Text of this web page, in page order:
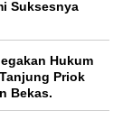
Suksesnya
Hukum
Priok
Bekas.